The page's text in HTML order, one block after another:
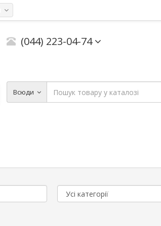
(044) 223-04-74
Всюди